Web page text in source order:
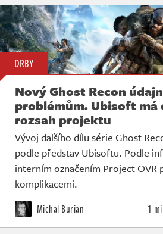
DRBY
Nový Ghost Recon
problémům. Ubisoft má
rozsah projektu
Vývoj dalšího dílu série Ghost
podle představ Ubisoftu. Podle
interním označením Project OVR
komplikacemi.
Michal Burian 1